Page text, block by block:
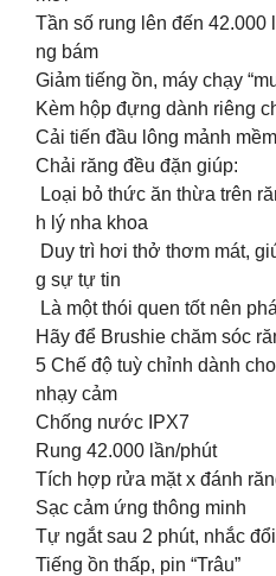
Tần số rung lên đến 42.000
ng bám
Giảm tiếng ồn, máy chạy
Kèm hộp đựng dành riêng
Cải tiến đầu lông mảnh
Chải răng đều đặn giúp:
Loại bỏ thức ăn thừa trên
h lý nha khoa
Duy trì hơi thở thơm mát,
g sự tự tin
Là một thói quen tốt nên
Hãy để Brushie chăm sóc
5 Chế độ tuỳ chỉnh dành
nhạy cảm
Chống nước IPX7
Rung 42.000 lần/phút
Tích hợp rửa mặt x đánh
Sạc cảm ứng thông minh
Tự ngắt sau 2 phút, nhắc
Tiếng ồn thấp, pin “Trâu”